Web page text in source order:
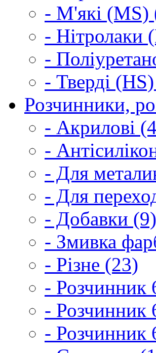
- М'які (MS)
-
-
- Тверді
Розчинники,
- Акрилові
-
- Для
- Для
- Добавки (9)
- Змивка
- Різне (23)
- Розчинник
- Розчинник
- Розчинник